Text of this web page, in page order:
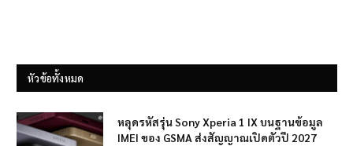
หัวข้อทั้งหมด
หลุดรหัสรุ่น Sony Xperia 1 IX บนฐานข้อมูล
IMEI ของ GSMA ส่งสัญญาณเปิดตัวปี 2027